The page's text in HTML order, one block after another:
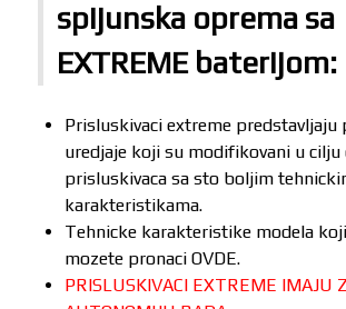
spijunska oprema sa
EXTREME baterijom:
Prisluskivaci extreme predstavljaju
uredjaje koji su modifikovani u cilju
prisluskivaca sa sto boljim
karakteristikama.
Tehnicke karakteristike modela
mozete pronaci OVDE.
PRISLUSKIVACI EXTREME IMAJU